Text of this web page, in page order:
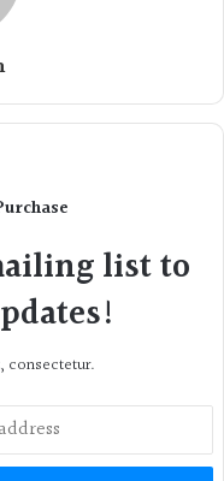
list to
consectetur.